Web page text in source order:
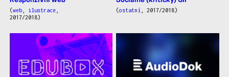
(web, ilustrace,
2017/2018)
(ostatní , 2017/2018)